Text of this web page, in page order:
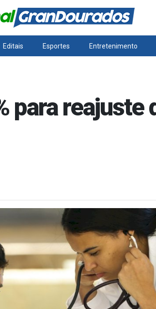
Editais Esportes Entretenimento
para reajuste